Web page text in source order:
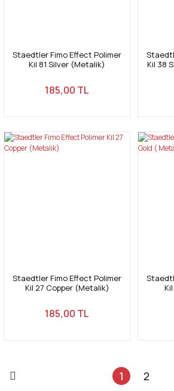
Staedtler Fimo Effect Polimer
Kil 81 Silver (Metalik)
185,00 TL
Kil 38
Staedtler Fimo Effect Polimer
Kil 27 Copper (Metalik)
185,00 TL
1 2